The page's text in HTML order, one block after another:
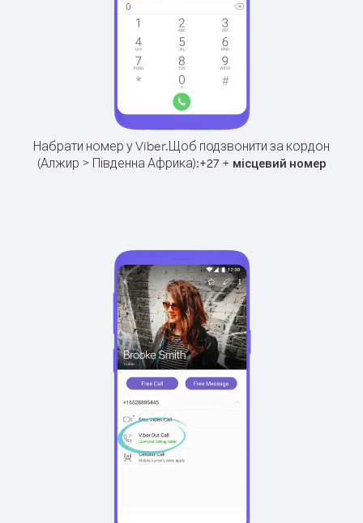
Набрати номер у Viber.Щоб подзвонити за кордон
(Алжир > Південна Африка):+27+ місцевий номер